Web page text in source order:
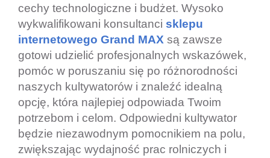
cechy technologiczne i budżet. Wysoko
wykwalifikowani konsultanci sklepu
internetowego Grand MAX są zawsze
gotowi udzielić profesjonalnych wskazówek,
pomóc w poruszaniu się po różnorodności
naszych kultywatorów i znaleźć idealną
opcję, która najlepiej odpowiada Twoim
potrzebom i celom. Odpowiedni kultywator
będzie niezawodnym pomocnikiem na polu,
zwiększając wydajność prac rolniczych i